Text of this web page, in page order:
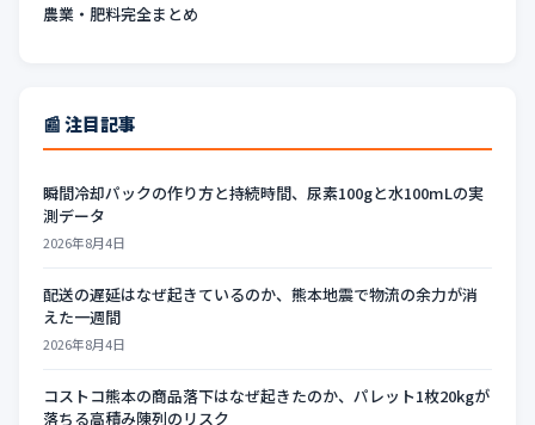
農業・肥料完全まとめ
📰 注目記事
瞬間冷却パックの作り方と持続時間、尿素100gと水100mLの実
測データ
2026年8月4日
配送の遅延はなぜ起きているのか、熊本地震で物流の余力が消
えた一週間
2026年8月4日
コストコ熊本の商品落下はなぜ起きたのか、パレット1枚20kgが
落ちる高積み陳列のリスク